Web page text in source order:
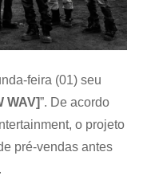
feira (01) seu
WAV]”. De acordo
o projeto
pré-vendas antes